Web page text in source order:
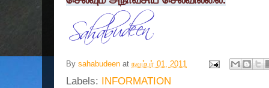
By sahabudeen at நவம்பர் 01, 2011
Labels: INFORMATION